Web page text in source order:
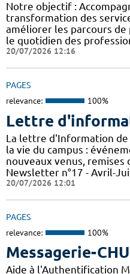
Notre objectif :
transformation des
améliorer les parcours de
le quotidien des
20/07/2026 12:16
PAGES
relevance: 100%
Lettre
La lettre d'Information de
la vie du campus :
nouveaux venus, remises
Newsletter n°17 - Avril-
20/07/2026 12:01
PAGES
relevance: 100%
Messagerie-CHU
Aide à l'Authentification